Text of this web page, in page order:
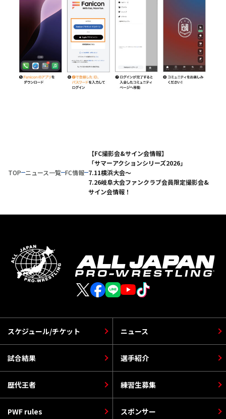
TOP ニュース一覧 FC情報
【FC撮影会&サイン会情報】
「サマーアクションシリーズ2026」
7.11横浜大会～
7.26岐阜大会ファンクラブ会員限定撮影会&
サイン会情報！
スケジュール/チケット
選手紹介
PWF rules
ニュース
歴代王者
スポンサー
試合結果
練習生募集